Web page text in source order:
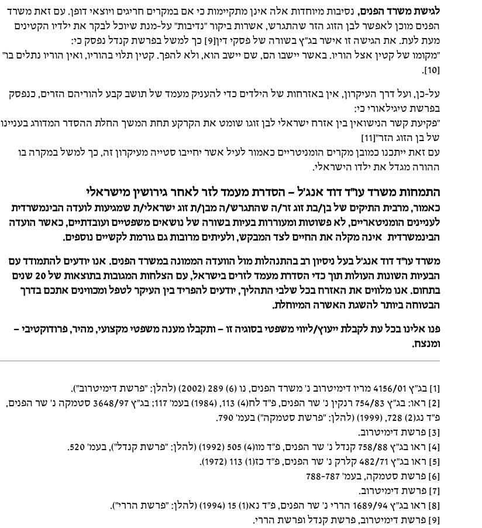
לגישת משרד הפנים, נסיבות מיוחדות אלה אינן מתקיימות כי אם במקרים חריגים ויוצאי דופן. עם זאת משרד
הפנים מוכן לאפשר לבן הזוג הזר שהתגרש, אשרות ביקור "נדיבות" על-מנת שיוכל לבקר את ילדיו הקטינים
מעת לעת. את הגישה זו אישר בג"ץ בשורה של פסקי דין[9] כך למשל בפרשת קנדל נפסק כי:
"מקומו של קטין אצל הוריו. באשר יישבו הם, שם יישב הוא, ולא להפך. קטין תלוי בהוריו, ואין הוריו נתלים בו"
[10].
על-כן, ועל דרך העיקרון, אין באזרחות של הילדים כדי להעניק מעמד של תושב קבע להוריהם הזרים, כנפסק
בפרשת טיגילאורי כי:
"פקיעת קשר הנישואין בין אזרח ישראלי לבן זוגו שומט את הקרקע תחת המשך החלת ההסדר המדורג בעניינו
של בן הזוג הזר"[11]
עם זאת ייתכנו כמובן מקרים הומניטריים כאמור לעיל אשר יחייבו סטייה מעיקרון זה, כך למשל במקרה בו
ההורה מגדל את ילדו הישראלי.
התמחות משרד עו"ד דוד אנג'ל – הסדרת מעמד לזר לאחר גירושין מישראלי
כאמור, מרבית התיקים של בן/בת זוג זר/ה שהתגרש/ה מבן/ת זוג ישראלי/ת שמגיעות לועדה הבינמשרדית
לעניינים הומניטאריים, לא פשוטות ומעוררות בעיות בשורה של נושאים משפטיים ועובדתיים, כאשר הועדה
הבינמשרדית אינה מקלה את החיים לצד המבקש, ולעיתים מרובות גם גורמת לקשיים נוספים.
משרד עו"ד דוד אנג'ל בעל ניסיון רב בהתנהלות מול הוועדה הממונה במשרד הפנים. אנו יודעים להתמודד עם
הבעיות השונות העולות תוך כדי הסדרת מעמד לזרים בישראל, עם הצלחות המגובות בתוצאות של 20 שנים
בתחום. אנו מלווים את האזרח בכל שלבי התהליך, יודעים להפריד בין העיקר לטפל ומכווינים אתכם בדרך
הבטוחה ביותר להשגת האשרה המיוחלת.
פנו אלינו בכל עת לקבלת ייעוץ/ליווי משפטי בסוגיה זו – ותקבלו מענה משפטי מקצועי, מהיר, פרודוקטיבי –
ומנצח.
[1] בג"ץ 4156/01 מריו דימיטרוב נ' משרד הפנים, נו (6) 289 (2002) (להלן: "פרשת דימיטרוב").
[2] ראו: בג"ץ 754/83 רנקין נ' שר הפנים, פ"ד לח(4) 113, (1984) בעמ' 117; בג"ץ 3648/97 סטמקה נ' שר הפנים,
פ"ד נג(2) 728, (1999) (להלן: "פרשת סטמקה") בעמ' 790.
[3] פרשת דימיטרוב.
[4] ראו בג"ץ 758/88 קנדל נ' שר הפנים, פ"ד מו(4) 505 (1992) (להלן: "פרשת קנדל"), בעמ' 520.
[5] ראו בג"ץ 482/71 קלרק נ' שר הפנים, פ"ד כז(1) 113 (1972).
[6] פרשת סטמקה, בעמ' 788-787
[7] פרשת דימיטרוב.
[8] ראו בג"ץ 1689/94 הררי נ' שר הפנים, פ"ד נא(1) 15 (1994) (להלן: "פרשת הררי").
[9] פרשת דימיטרוב, פרשת קנדל ופרשת הררי.